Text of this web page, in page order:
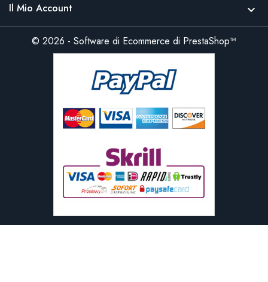
Il Mio Account 
© 2026 - Software di Ecommerce di PrestaShop™